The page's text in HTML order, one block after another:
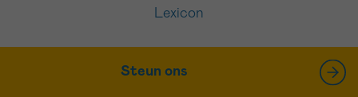
Lexicon
Steun ons